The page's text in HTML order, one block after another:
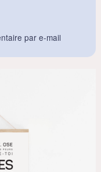
par e-mail